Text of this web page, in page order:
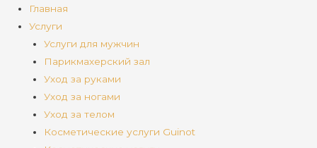
Главная
Услуги
Услуги для мужчин
Парикмахерский зал
Уход за руками
Уход за ногами
Уход за телом
Косметические услуги Guinot